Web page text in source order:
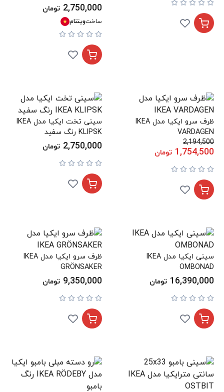
2,750,000 تومان
ساختویتنام
ظرف سرو ایکیا مدل IKEA
VARDAGEN
2,194,500
1,754,500 تومان
سینی تخت ایکیا مدل IKEA
KLIPSK رنگ سفید
2,750,000 تومان
سینی ایکیا مدل IKEA
OMBONAD
16,390,000 تومان
ظرف سرو ایکیا مدل IKEA
GRÖNSAKER
9,350,000 تومان